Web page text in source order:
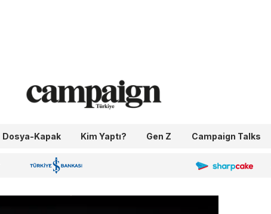
Dosya-Kapak Kim Yaptı? Gen Z Campaign Talks
İş Bankası 100.Yıl Sharpcake